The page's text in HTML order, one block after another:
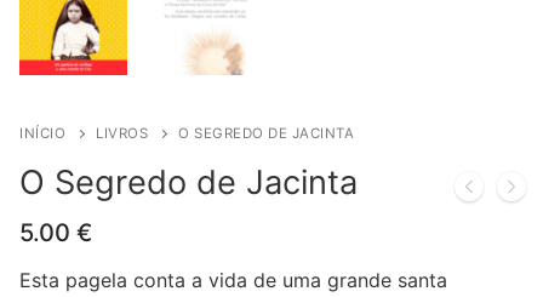
Quem somos nós
INÍCIO LIVROS O SEGREDO DE JACINTA
O Segredo de Jacinta
5.00 €
Esta pagela conta a vida de uma grande santa